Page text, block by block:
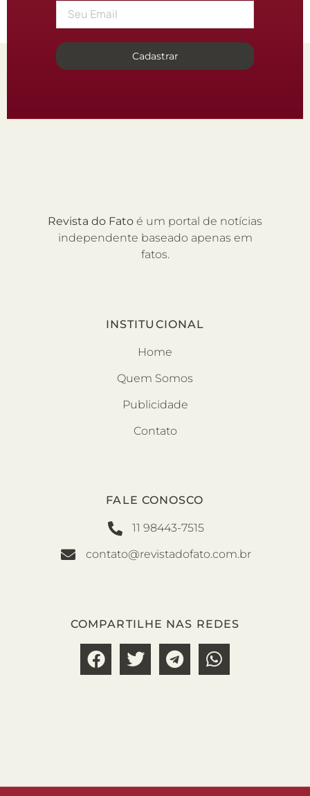
Cadastrar
Revista do Fato é um portal de notícias
independente baseado apenas em
fatos.
INSTITUCIONAL
Home
Quem Somos
Publicidade
Contato
FALE CONOSCO
11 98443-7515
contato@revistadofato.com.br
COMPARTILHE NAS REDES